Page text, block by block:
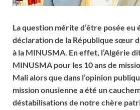
La question mérite d’être posée eu
déclaration de la République sœur
à la MINUSMA. En effet, l’Algérie
MINUSMA pour les 10 ans de
Mali alors que dans l’opinion
mission onusienne a été un
déstabilisations de notre chère